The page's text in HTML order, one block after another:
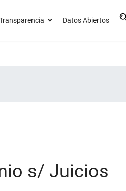
Datos Abiertos
s/ Juicios